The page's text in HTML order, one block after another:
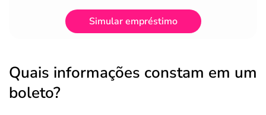
Simular empréstimo
Quais informações constam em um
boleto?